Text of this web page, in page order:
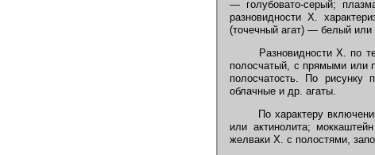
— голубовато-серый;
разновидности Х.
(точечный агат) — белый или
Разновидности Х. по
полосчатый, с прямыми или
полосчатость. По рисунку
облачные и др. агаты.
По характеру
или актинолита;
желваки Х. с полостями,